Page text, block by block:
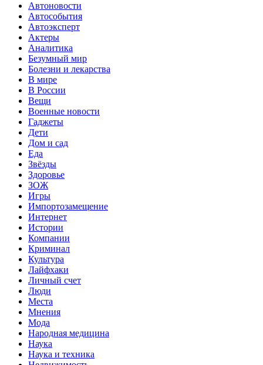
Автоновости
Автособытия
Автоэксперт
Актеры
Аналитика
Безумный мир
Болезни и лекарства
В мире
В России
Вещи
Военные новости
Гаджеты
Дети
Дом и сад
Еда
Звёзды
Здоровье
ЗОЖ
Игры
Импортозамещение
Интернет
Истории
Компании
Криминал
Культура
Лайфхаки
Личный счет
Люди
Места
Мнения
Мода
Народная медицина
Наука
Наука и техника